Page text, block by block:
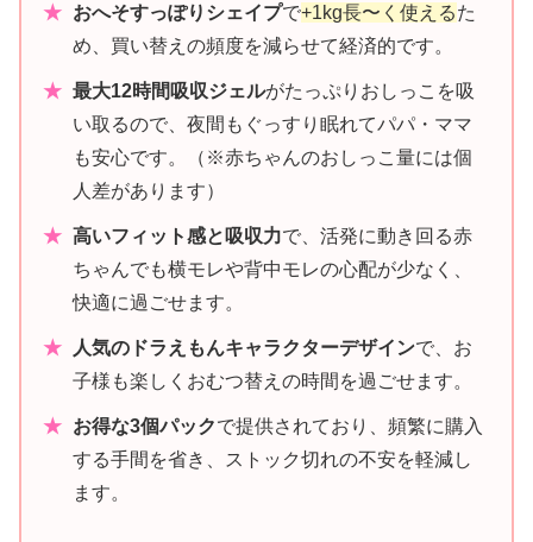
★ おへそすっぽりシェイプで+1kg長〜く使えるた
め、買い替えの頻度を減らせて経済的です。
★ 最大12時間吸収ジェルがたっぷりおしっこを吸
い取るので、夜間もぐっすり眠れてパパ・ママ
も安心です。（※赤ちゃんのおしっこ量には個
人差があります）
★ 高いフィット感と吸収力で、活発に動き回る赤
ちゃんでも横モレや背中モレの心配が少なく、
快適に過ごせます。
★ 人気のドラえもんキャラクターデザインで、お
子様も楽しくおむつ替えの時間を過ごせます。
★ お得な3個パックで提供されており、頻繁に購入
する手間を省き、ストック切れの不安を軽減し
ます。